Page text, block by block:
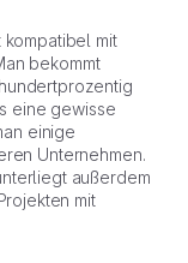
kompatibel mit
bekommt
eine gewisse
einige
Unternehmen.
außerdem
mit